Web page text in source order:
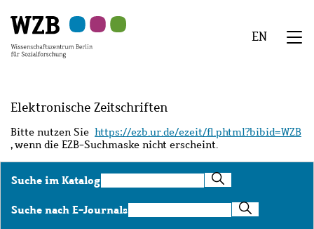
Hauptinhalt
springen
Navigation
springen
Suche
springen
Sekundärnavigation
springen
Fußzeile
springen
EN
Elektronische Zeitschriften
Bitte nutzen Sie https://ezb.ur.de/ezeit/fl.phtml?bibid=WZB
, wenn die EZB-Suchmaske nicht erscheint.
Suche im KatalogSuche
im
Katalog
Suche nach E-JournalsSuche
nach